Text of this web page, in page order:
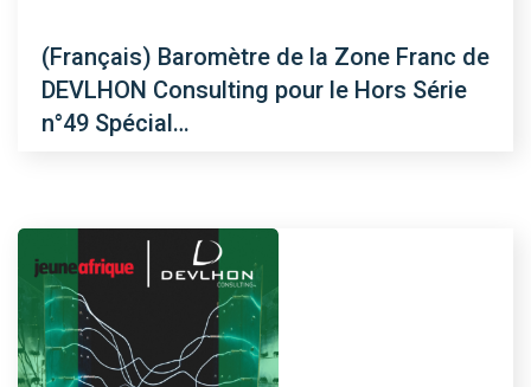
(Français) Baromètre de la Zone Franc de
DEVLHON Consulting pour le Hors Série
n°49 Spécial…